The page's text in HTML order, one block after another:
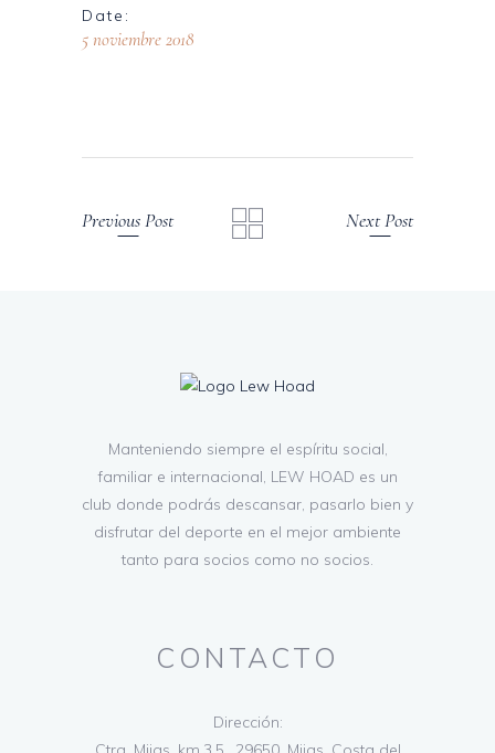
Date:
5 noviembre 2018
Previous Post Next Post
Manteniendo siempre el espíritu social,
familiar e internacional, LEW HOAD es un
club donde podrás descansar, pasarlo bien y
disfrutar del deporte en el mejor ambiente
tanto para socios como no socios.
CONTACTO
Dirección: